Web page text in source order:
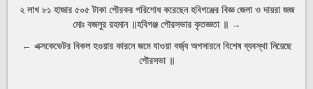
Post
navigation
২ লাখ ৮১ হাজার ৫০৫ টাকা পৌরকর পরিশোধ করেছেন হবিগঞ্জের বিজ্ঞ জেলা ও দায়রা জজ
মোঃ বজলুর রহমান ॥হবিগঞ্জ পৌরসভার কৃতজ্ঞতা ॥ →
← এক্সকেভেটর বিকল হওয়ার কারনে জমে যাওয়া বর্জ্য অপসারনে বিশেষ ব্যবস্থা নিয়েছে
পৌরসভা ॥